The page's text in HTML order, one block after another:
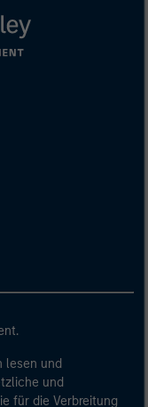
lesen und
und
für die Verbreitung